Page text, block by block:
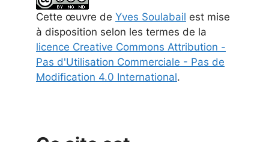
Cette œuvre de Yves Soulabail est mise
à disposition selon les termes de la
licence Creative Commons Attribution -
Pas d'Utilisation Commerciale - Pas de
Modification 4.0 International.